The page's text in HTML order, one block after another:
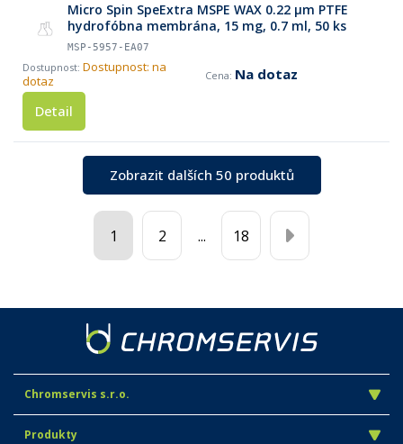
Micro Spin SpeExtra MSPE WAX 0.22 µm PTFE
hydrofóbna membrána, 15 mg, 0.7 ml, 50 ks
MSP-5957-EA07
Dostupnost: na
dotaz
Na dotaz
Detail
Zobrazit dalších 50 produktů
1 2 ... 18
Chromservis s.r.o.
Produkty